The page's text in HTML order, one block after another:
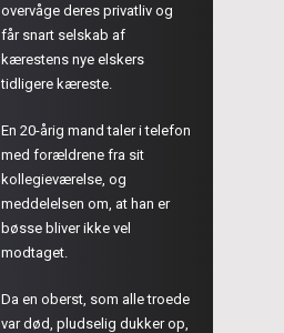
overvåge deres privatliv og
får snart selskab af
kærestens nye elskers
tidligere kæreste.
En 20-årig mand taler i telefon
med forældrene fra sit
kollegieværelse, og
meddelelsen om, at han er
bøsse bliver ikke vel
modtaget.
Da en oberst, som alle troede
var død, pludselig dukker op,